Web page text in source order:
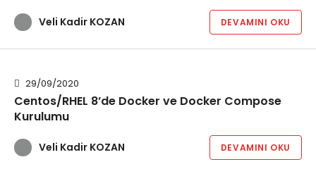
Veli Kadir KOZAN DEVAMINI OKU
29/09/2020
Centos/RHEL 8’de Docker ve Docker Compose
Kurulumu
Veli Kadir KOZAN DEVAMINI OKU